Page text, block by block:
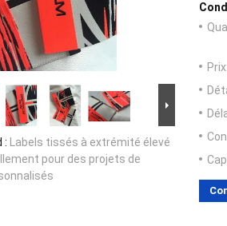
: Labels tissés à extrémité élevé
pour des projets de
Prix: